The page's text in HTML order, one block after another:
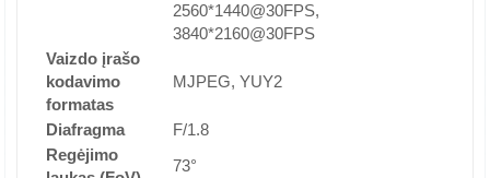
2560*1440@30FPS,
3840*2160@30FPS
Vaizdo įrašo
kodavimo
formatas
MJPEG, YUY2
Diafragma
F/1.8
Regėjimo
73°